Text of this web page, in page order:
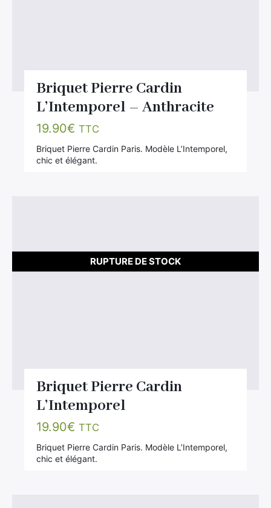
Briquet Pierre Cardin
L’Intemporel – Anthracite
19.90€ TTC
Briquet Pierre Cardin Paris. Modèle L’Intemporel,
chic et élégant.
RUPTURE DE STOCK
Briquet Pierre Cardin
L’Intemporel
19.90€ TTC
Briquet Pierre Cardin Paris. Modèle L’Intemporel,
chic et élégant.